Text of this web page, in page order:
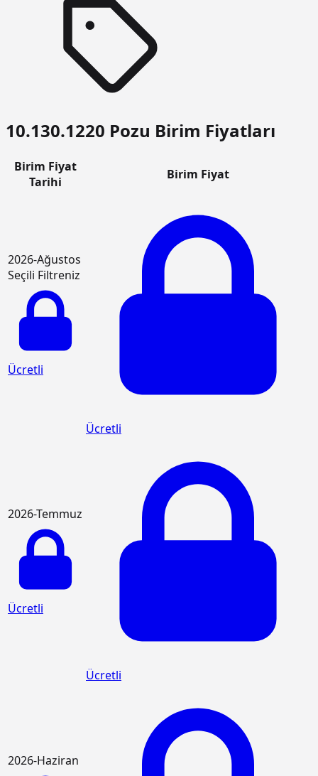
10.130.1220 Pozu Birim Fiyatları
Birim Fiyat
Tarihi
Birim Fiyat
2026-Ağustos
Seçili Filtreniz
Ücretli
Ücretli
2026-Temmuz
Ücretli
Ücretli
2026-Haziran